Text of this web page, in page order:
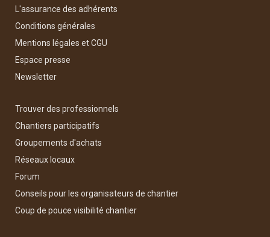
L'assurance des adhérents
Conditions générales
Mentions légales et CGU
Espace presse
Newsletter
Trouver des professionnels
Chantiers participatifs
Groupements d'achats
Réseaux locaux
Forum
Conseils pour les organisateurs de chantier
Coup de pouce visibilité chantier